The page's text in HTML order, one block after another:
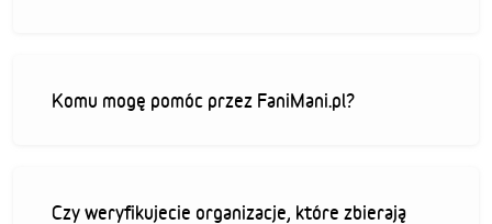
Komu mogę pomóc przez FaniMani.pl?
Czy weryfikujecie organizacje, które zbierają